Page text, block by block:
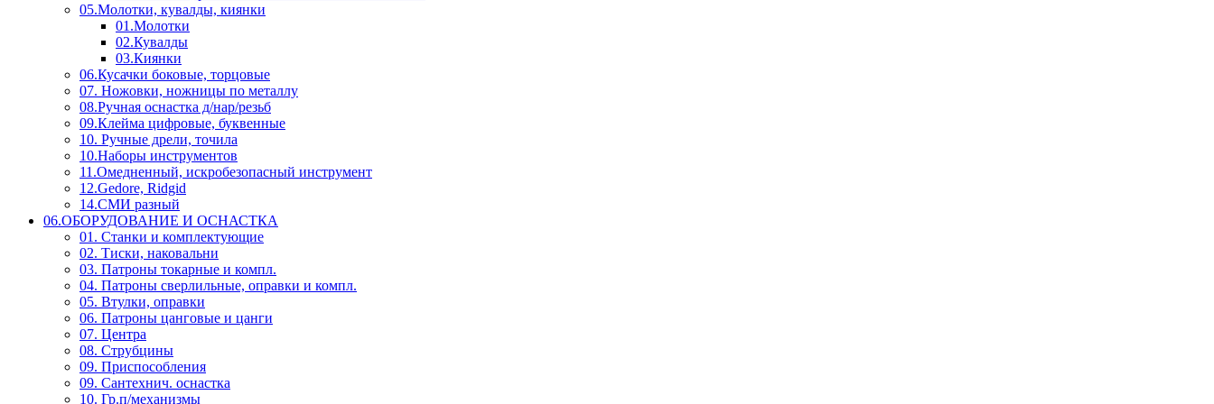
05.Молотки, кувалды, киянки
01.Молотки
02.Кувалды
03.Киянки
06.Кусачки боковые, торцовые
07. Ножовки, ножницы по металлу
08.Ручная оснастка д/нар/резьб
09.Клейма цифровые, буквенные
10. Ручные дрели, точила
10.Наборы инструментов
11.Омедненный, искробезопасный инструмент
12.Gedore, Ridgid
14.СМИ разный
06.ОБОРУДОВАНИЕ И ОСНАСТКА
01. Станки и комплектующие
02. Тиски, наковальни
03. Патроны токарные и компл.
04. Патроны сверлильные, оправки и компл.
05. Втулки, оправки
06. Патроны цанговые и цанги
07. Центра
08. Струбцины
09. Приспособления
09. Сантехнич. оснастка
10. Гр.п/механизмы